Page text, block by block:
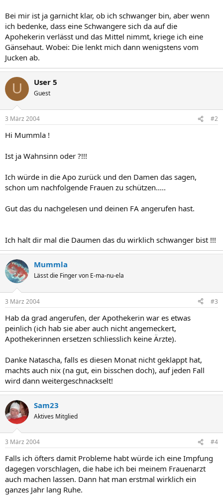
Bei mir ist ja garnicht klar, ob ich schwanger bin, aber wenn
ich bedenke, dass eine Schwangere sich da auf die
Apohekerin verlässt und das Mittel nimmt, kriege ich eine
Gänsehaut. Wobei: Die lenkt mich dann wenigstens vom
Jucken ab.
U User 5
Guest
3 März 2004 #2
Hi Mummla !
Ist ja Wahnsinn oder ?!!!
Ich würde in die Apo zurück und den Damen das sagen,
schon um nachfolgende Frauen zu schützen.....
Gut das du nachgelesen und deinen FA angerufen hast.
Ich halt dir mal die Daumen das du wirklich schwanger bist !!!
Mummla
Lässt die Finger von E-ma-nu-ela
3 März 2004 #3
Hab da grad angerufen, der Apothekerin war es etwas
peinlich (ich hab sie aber auch nicht angemeckert,
Apothekerinnen ersetzen schliesslich keine Ärzte).
Danke Natascha, falls es diesen Monat nicht geklappt hat,
machts auch nix (na gut, ein bisschen doch), auf jeden Fall
wird dann weitergeschnackselt!
Sam23
Aktives Mitglied
3 März 2004 #4
Falls ich öfters damit Probleme habt würde ich eine Impfung
dagegen vorschlagen, die habe ich bei meinem Frauenarzt
auch machen lassen. Dann hat man erstmal wirklich ein
ganzes Jahr lang Ruhe.